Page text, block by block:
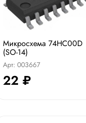
Микросхема 74HC00D
(SO-14)
Арт: 003667
22 ₽